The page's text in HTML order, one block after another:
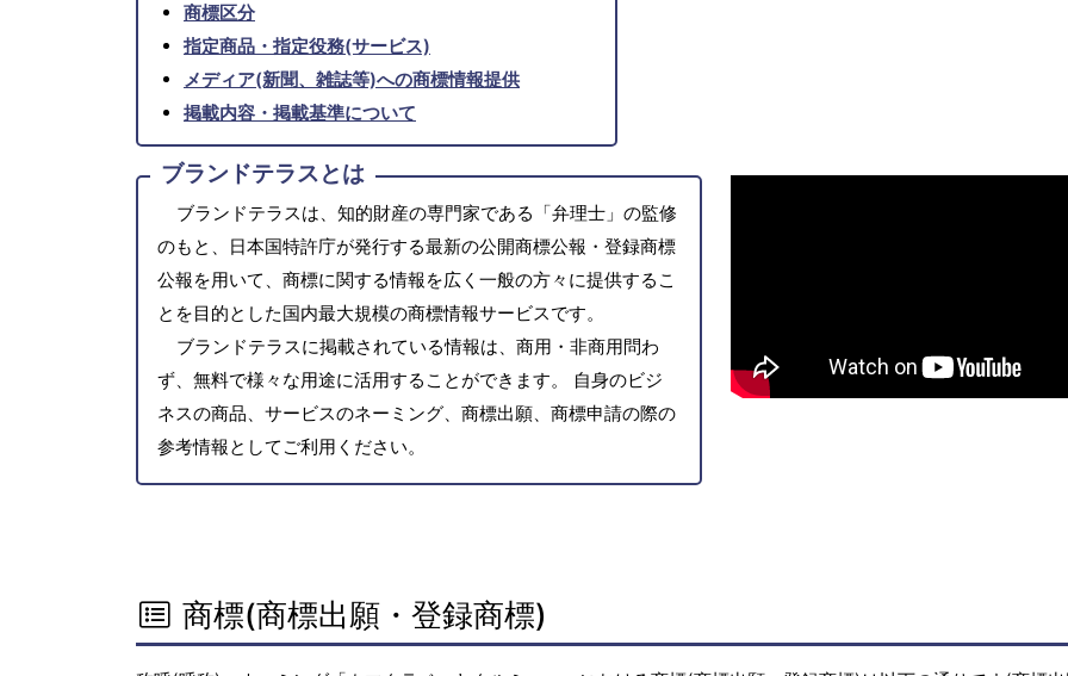
商標区分
指定商品・指定役務(サービス)
メディア(新聞、雑誌等)への商標情報提供
掲載内容・掲載基準について
ブランドテラスとは
ブランドテラスは、知的財産の専門家である「弁理士」の監修
のもと、日本国特許庁が発行する最新の公開商標公報・登録商標
公報を用いて、商標に関する情報を広く一般の方々に提供するこ
とを目的とした国内最大規模の商標情報サービスです。
ブランドテラスに掲載されている情報は、商用・非商用問わ
ず、無料で様々な用途に活用することができます。 自身のビジ
ネスの商品、サービスのネーミング、商標出願、商標申請の際の
参考情報としてご利用ください。
商標(商標出願・登録商標)